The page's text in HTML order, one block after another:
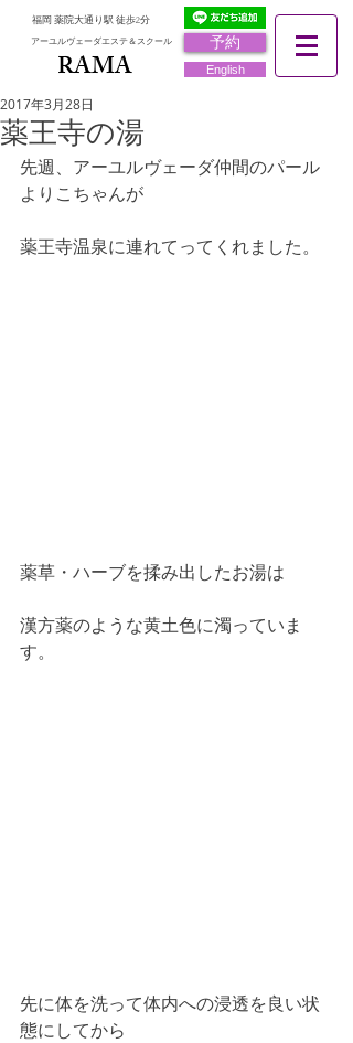
予約
福岡 薬院大通り駅 徒歩2分
アーユルヴェーダエステ＆スクール
RAMA English
薬王寺の湯
2017年3月28日
先週、アーユルヴェーダ仲間のパール
よりこちゃんが
薬王寺温泉に連れてってくれました。
薬草・ハーブを揉み出したお湯は
漢方薬のような黄土色に濁っていま
す。
先に体を洗って体内への浸透を良い状
態にしてから